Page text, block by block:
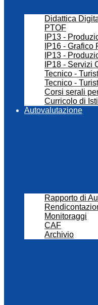
Didattica
PTOF
IP13 -
IP16 -
IP13 -
IP18 - Servizi
Tecnico -
Tecnico -
Corsi serali
Curricolo di
Autovalutazione
Rapporto di
Monitoraggi
CAF
Archivio